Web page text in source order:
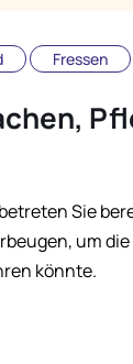
Fressen
Sie
um
könnte.